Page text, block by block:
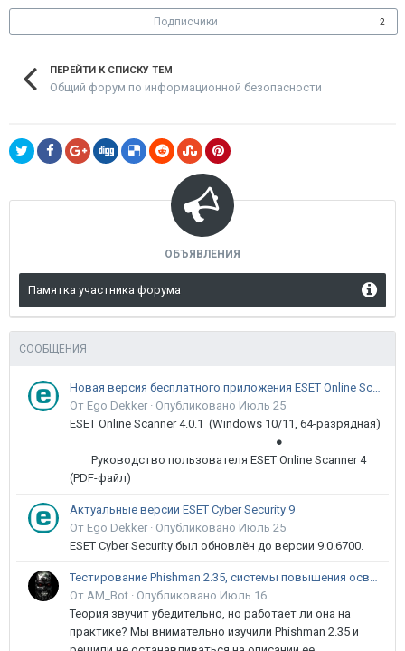
Подписчики 2
ПЕРЕЙТИ К СПИСКУ ТЕМ
Общий форум по информационной безопасности
ОБЪЯВЛЕНИЯ
Памятка участника форума
СООБЩЕНИЯ
Новая версия бесплатного приложения ESET Online Scanner доступна пользователям
От Ego Dekker · Опубликовано Июль 25
ESET Online Scanner 4.0.1 (Windows 10/11, 64-разрядная)
●
Руководство пользователя ESET Online Scanner 4
(PDF-файл)
Актуальные версии ESET Cyber Security 9
От Ego Dekker · Опубликовано Июль 25
ESET Cyber Security был обновлён до версии 9.0.6700.
Тестирование Phishman 2.35, системы повышения осведомлённости пользователей в сфере ИБ
От AM_Bot · Опубликовано Июль 16
Теория звучит убедительно, но работает ли она на
практике? Мы внимательно изучили Phishman 2.35 и